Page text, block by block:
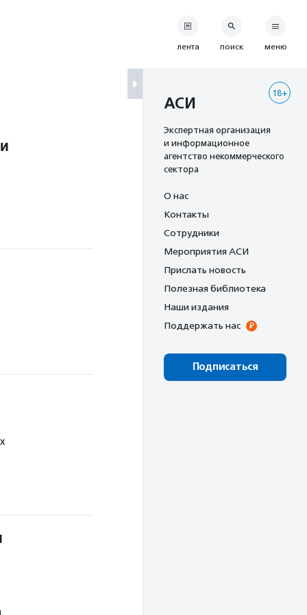
лента поиск меню
18+
АСИ
Экспертная организация
и информационное
агентство некоммерческого
сектора
О нас
Контакты
Сотрудники
Мероприятия АСИ
Прислать новость
Полезная библиотека
Наши издания
Поддержать нас
Подписаться